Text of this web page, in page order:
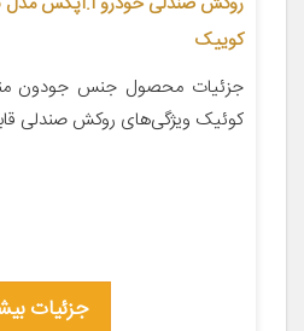
کوییک
کوئیک ویژگی‌های روکش صندلی
جزئیات